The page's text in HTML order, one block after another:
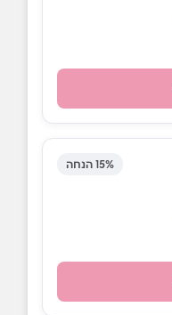
15% הנחה